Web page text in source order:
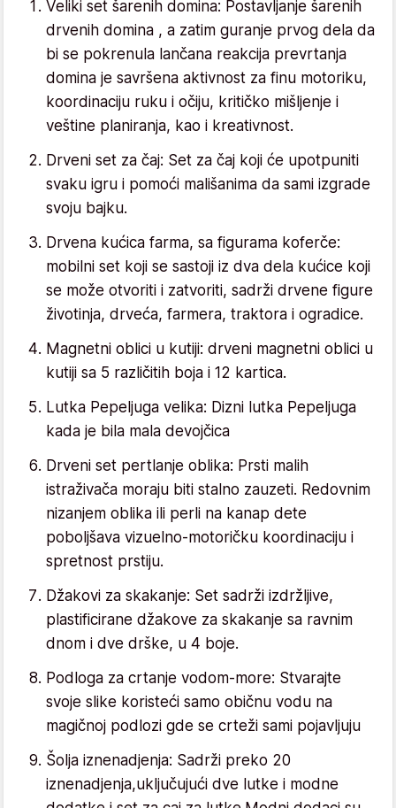
Veliki set šarenih domina: Postavljanje šarenih
drvenih domina , a zatim guranje prvog dela da
bi se pokrenula lančana reakcija prevrtanja
domina je savršena aktivnost za finu motoriku,
koordinaciju ruku i očiju, kritičko mišljenje i
veštine planiranja, kao i kreativnost.
Drveni set za čaj: Set za čaj koji će upotpuniti
svaku igru i pomoći mališanima da sami izgrade
svoju bajku.
Drvena kućica farma, sa figurama koferče:
mobilni set koji se sastoji iz dva dela kućice koji
se može otvoriti i zatvoriti, sadrži drvene figure
životinja, drveća, farmera, traktora i ogradice.
Magnetni oblici u kutiji: drveni magnetni oblici u
kutiji sa 5 različitih boja i 12 kartica.
Lutka Pepeljuga velika: Dizni lutka Pepeljuga
kada je bila mala devojčica
Drveni set pertlanje oblika: Prsti malih
istraživača moraju biti stalno zauzeti. Redovnim
nizanjem oblika ili perli na kanap dete
poboljšava vizuelno-motoričku koordinaciju i
spretnost prstiju.
Džakovi za skakanje: Set sadrži izdržljive,
plastificirane džakove za skakanje sa ravnim
dnom i dve drške, u 4 boje.
Podloga za crtanje vodom-more: Stvarajte
svoje slike koristeći samo običnu vodu na
magičnoj podlozi gde se crteži sami pojavljuju
Šolja iznenadjenja: Sadrži preko 20
iznenadjenja,uključujući dve lutke i modne